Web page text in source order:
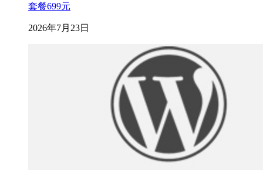
套餐699元
2026年7月23日